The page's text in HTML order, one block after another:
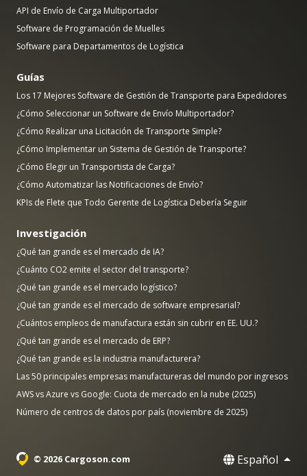
API de Envío de Carga Multiportador
Software de Programación de Muelles
Software para Departamentos de Logística
Guías
Los 17 Mejores Software de Gestión de Transporte para Expedidores
¿Cómo Seleccionar un Software de Envío Multiportador?
¿Cómo Realizar una Licitación de Transporte Simple?
¿Cómo Implementar un Sistema de Gestión de Transporte?
¿Cómo Elegir un Transportista de Carga?
¿Cómo Automatizar las Notificaciones de Envío?
KPIs de Flete que Todo Gerente de Logística Debería Seguir
Investigación
¿Qué tan grande es el mercado de IA?
¿Cuánto CO2 emite el sector del transporte?
¿Qué tan grande es el mercado logístico?
¿Qué tan grande es el mercado de software empresarial?
¿Cuántos empleos de manufactura están sin cubrir en EE. UU.?
¿Qué tan grande es el mercado de ERP?
¿Qué tan grande es la industria manufacturera?
Las 50 principales empresas manufactureras del mundo por ingresos
AWS vs Azure vs Google: Cuota de mercado en la nube (2025)
Número de centros de datos por país (noviembre de 2025)
© 2026 Cargoson.com Español